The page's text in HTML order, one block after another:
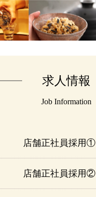
求人情報
Job Information
店舗正社員採用①
店舗正社員採用②